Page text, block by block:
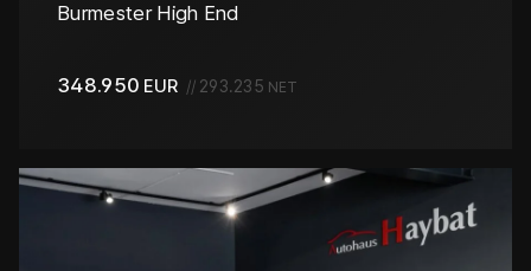
Burmester High End
348.950 EUR // 293.235 NET